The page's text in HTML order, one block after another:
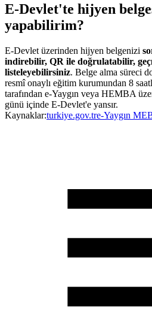
E-Devlet'te hijyen
yapabilirim?
E-Devlet üzerinden hijyen belgenizi
indirebilir, QR ile doğrulatabilir,
listeleyebilirsiniz. Belge alma süreci
resmî onaylı eğitim kurumundan 8
tarafından e-Yaygın veya HEMBA
günü içinde E-Devlet'e yansır.
Kaynaklar:turkiye.gov.tre-Yaygın